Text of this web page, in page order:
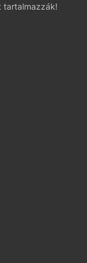
tartalmazzák!